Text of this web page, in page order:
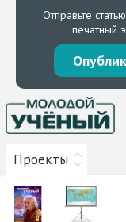
Отправьте
печатный
Проекты